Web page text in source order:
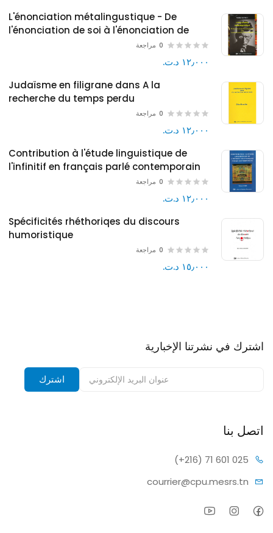
L'énonciation métalingustique - De
l'énonciation de soi à l'énonciation de
l'autre dans le monde et le pantalon de
0 مراجعة
١٢٫٠٠٠ د.ت.‏
Judaïsme en filigrane dans A la
recherche du temps perdu
0 مراجعة
١٢٫٠٠٠ د.ت.‏
Contribution à l'étude linguistique de
l'infinitif en français parlé contemporain
0 مراجعة
١٢٫٠٠٠ د.ت.‏
Spécificités rhéthoriqes du discours
humoristique
0 مراجعة
١٥٫٠٠٠ د.ت.‏
اشترك في نشرتنا الإخبارية
اشترك
اتصل بنا
(+216) 71 601 025
courrier@cpu.mesrs.tn